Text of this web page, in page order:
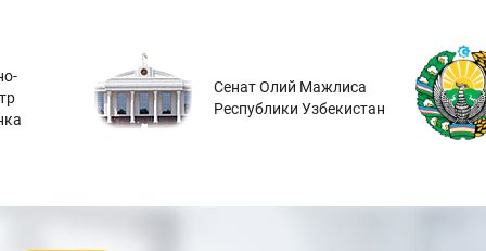
Сенат Олий Мажлиса
Республики Узбекистан